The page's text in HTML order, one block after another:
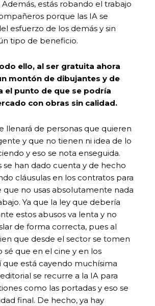
estás robando el trabajo
porque las IA se
esfuerzo de los demás y sin
tipo de beneficio.
ello, al ser gratuita ahora
montón de dibujantes y de
el punto de que se podría
con obras sin calidad.
llenará de personas que quieren
y que no tienen ni idea de lo
y eso se nota enseguida.
se han dado cuenta y de hecho
cláusulas en los contratos para
que no usas absolutamente nada
Ya que la ley que debería
estos abusos va lenta y no
de forma correcta, pues al
que desde el sector se tomen
sé que en el cine y en los
que está cayendo muchísima
se recurre a la IA para
como las portadas y eso se
final. De hecho, ya hay